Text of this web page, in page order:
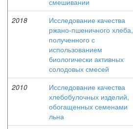
смешивании
2018
Исследование качества
ржано-пшеничного хлеба,
полученного с
использованием
биологически активных
солодовых смесей
2010
Исследование качества
хлебобулочных изделий,
обогащенных семенами
льна